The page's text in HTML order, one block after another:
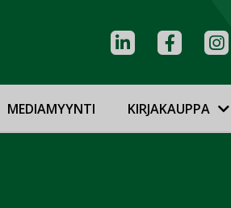
MEDIAMYYNTI KIRJAKAUPPA